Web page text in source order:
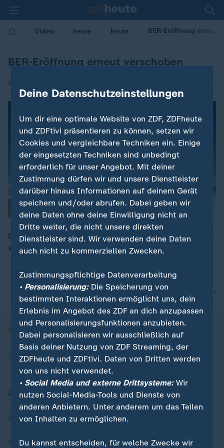
Video heute heute BER-Eröffnung erneut
BER-Eröffnung erneut verschoben
28.12.2016 | 08:56
00:05
Die für 2017 angepeilte Eröffnung des Flughafens BER
wird erneut verschoben.
nach oben
Aktuell bei ZDFheute
Zuletzt veröffentlicht
Aktuelle Sendungs-Videos
Deine Datenschutzeinstellungen
Um dir eine optimale Website von ZDF, ZDFheute
und ZDFtivi präsentieren zu können, setzen wir
Cookies und vergleichbare Techniken ein. Einige
der eingesetzten Techniken sind unbedingt
erforderlich für unser Angebot. Mit deiner
Zustimmung dürfen wir und unsere Dienstleister
darüber hinaus Informationen auf deinem Gerät
speichern und/oder abrufen. Dabei geben wir
deine Daten ohne deine Einwilligung nicht an
Dritte weiter, die nicht unsere direkten
Dienstleister sind. Wir verwenden deine Daten
auch nicht zu kommerziellen Zwecken.
Zustimmungspflichtige Datenverarbeitung
• Personalisierung:Die Speicherung von
bestimmten Interaktionen ermöglicht uns, dein
Erlebnis im Angebot des ZDF an dich anzupassen
und Personalisierungsfunktionen anzubieten.
Dabei personalisieren wir ausschließlich auf
Basis deiner Nutzung von ZDF Streaming, der
ZDFheute und ZDFtivi. Daten von Dritten werden
von uns nicht verwendet.
• Social Media und externe Drittsysteme:Wir
nutzen Social-Media-Tools und Dienste von
anderen Anbietern. Unter anderem um das Teilen
von Inhalten zu ermöglichen.
Du kannst entscheiden, für welche Zwecke wir